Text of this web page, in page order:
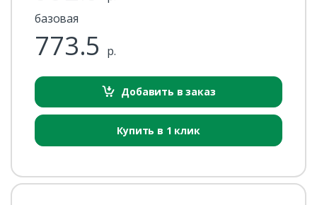
базовая
773.5 р.
Добавить в заказ
Купить в 1 клик